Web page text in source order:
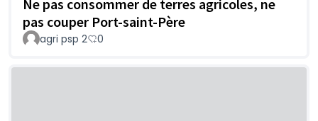
Ne pas consommer de terres agricoles, ne
pas couper Port-saint-Père
agri psp 2 0